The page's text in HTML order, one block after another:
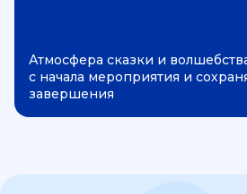
Атмосфера сказки и
с начала мероприятия и
завершения